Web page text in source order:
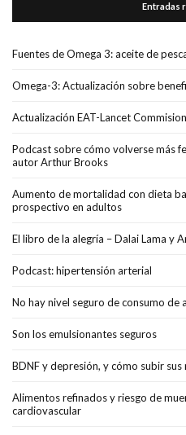
Entradas
Fuentes de Omega 3: aceite de
Omega-3: Actualización sobre
Actualización EAT-Lancet
Podcast sobre cómo volverse más
autor Arthur Brooks
Aumento de mortalidad con dieta
prospectivo en adultos
El libro de la alegría – Dalai Lama y
Podcast: hipertensión arterial
No hay nivel seguro de consumo
Son los emulsionantes seguros
BDNF y depresión, y cómo subir sus
Alimentos refinados y riesgo de
cardiovascular